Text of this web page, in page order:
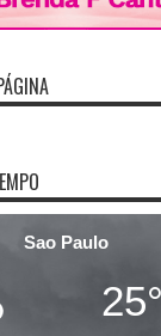
Sao Paulo